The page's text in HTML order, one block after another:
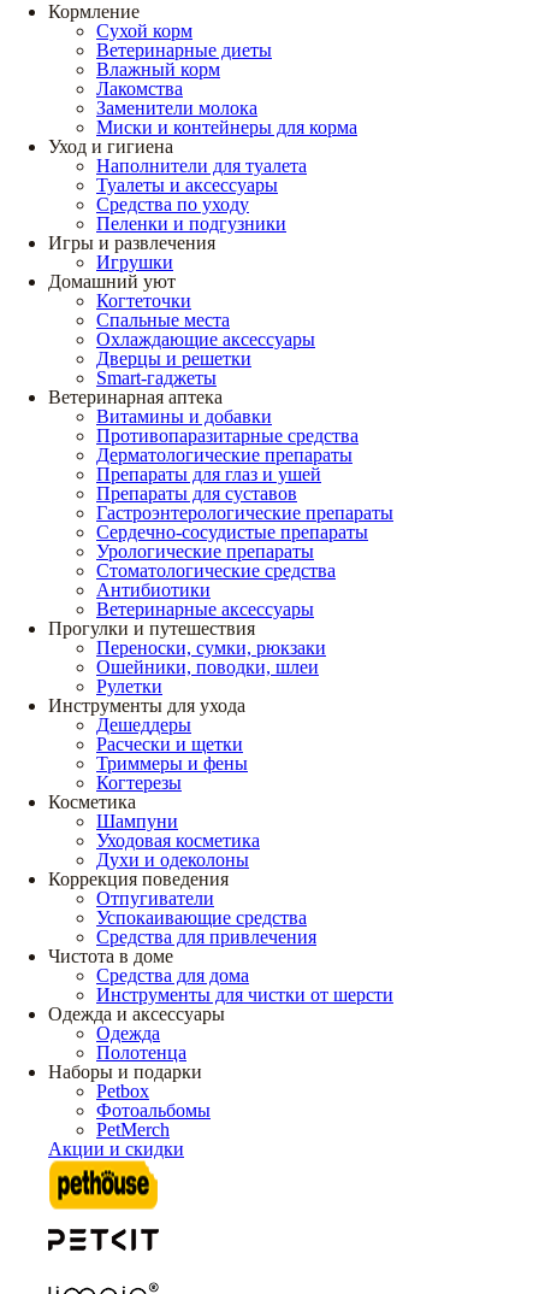
Кормление
Сухой корм
Ветеринарные диеты
Влажный корм
Лакомства
Заменители молока
Миски и контейнеры для корма
Уход и гигиена
Наполнители для туалета
Туалеты и аксессуары
Средства по уходу
Пеленки и подгузники
Игры и развлечения
Игрушки
Домашний уют
Когтеточки
Спальные места
Охлаждающие аксессуары
Дверцы и решетки
Smart-гаджеты
Ветеринарная аптека
Витамины и добавки
Противопаразитарные средства
Дерматологические препараты
Препараты для глаз и ушей
Препараты для суставов
Гастроэнтерологические препараты
Сердечно-сосудистые препараты
Урологические препараты
Стоматологические средства
Антибиотики
Ветеринарные аксессуары
Прогулки и путешествия
Переноски, сумки, рюкзаки
Ошейники, поводки, шлеи
Рулетки
Инструменты для ухода
Дешеддеры
Расчески и щетки
Триммеры и фены
Когтерезы
Косметика
Шампуни
Уходовая косметика
Духи и одеколоны
Коррекция поведения
Отпугиватели
Успокаивающие средства
Средства для привлечения
Чистота в доме
Средства для дома
Инструменты для чистки от шерсти
Одежда и аксессуары
Одежда
Полотенца
Наборы и подарки
Petbox
Фотоальбомы
PetMerch
Акции и скидки